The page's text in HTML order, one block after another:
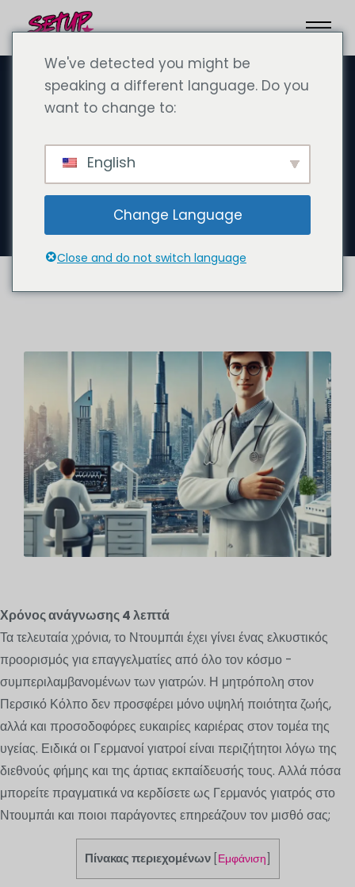
Δεκέμβριος 11, 2024
Εργασία ως Γερμανός γιατρός στο
Ντουμπάι: Μισθός, ευκαιρίες και
προκλήσεις
Χρόνος ανάγνωσης4λεπτά
Τα τελευταία χρόνια, το Ντουμπάι έχει γίνει ένας ελκυστικός
προορισμός για επαγγελματίες από όλο τον κόσμο -
συμπεριλαμβανομένων των γιατρών. Η μητρόπολη στον
Περσικό Κόλπο δεν προσφέρει μόνο υψηλή ποιότητα ζωής,
αλλά και προσοδοφόρες ευκαιρίες καριέρας στον τομέα της
υγείας. Ειδικά οι Γερμανοί γιατροί είναι περιζήτητοι λόγω της
διεθνούς φήμης και της άρτιας εκπαίδευσής τους. Αλλά πόσα
μπορείτε πραγματικά να κερδίσετε ως Γερμανός γιατρός στο
Ντουμπάι και ποιοι παράγοντες επηρεάζουν τον μισθό σας;
Πίνακας περιεχομένων Εμφάνιση
We've detected you might be
speaking a different language. Do you
want to change to:
English
Change Language
Close and do not switch language